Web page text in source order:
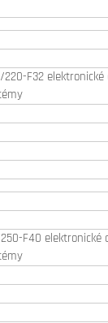
220-F32
250-F40 elektronické